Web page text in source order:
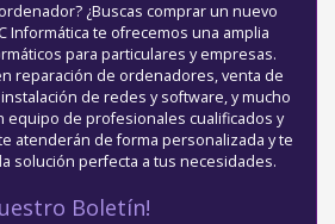
¿Buscas comprar un nuevo
Informática te ofrecemos una amplia
para particulares y empresas.
reparación de ordenadores, venta de
de redes y software, y mucho
equipo de profesionales cualificados y
atenderán de forma personalizada y te
solución perfecta a tus necesidades.
Boletín!